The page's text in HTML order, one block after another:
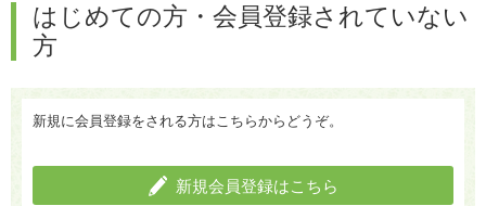
はじめての方・会員登録されていない
方
新規に会員登録をされる方はこちらからどうぞ。
新規会員登録はこちら